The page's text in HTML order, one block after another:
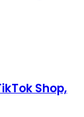
Shop,